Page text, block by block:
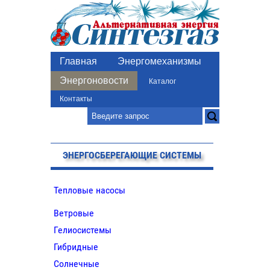
Главная
Энергомеханизмы
Энергоновости
Каталог
Контакты
ЭНЕРГОСБЕРЕГАЮЩИЕ СИСТЕМЫ
Тепловые насосы
Ветровые
Гелиосистемы
Гибридные
Солнечные